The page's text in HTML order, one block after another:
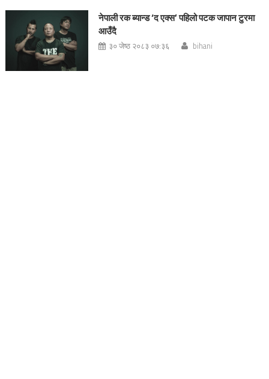
नेपाली रक ब्यान्ड ‘द एक्स’ पहिलो पटक जापान टुरमा
आउँदै
३० जेष्ठ २०८३ ०७:३६ bihani